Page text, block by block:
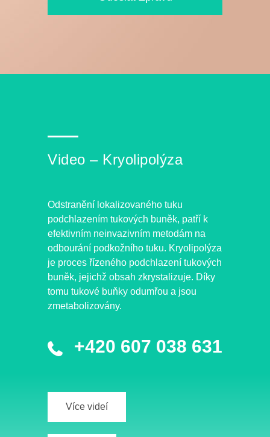
Video – Kryolipolýza
Odstranění lokalizovaného tuku
podchlazením tukových buněk, patří k
efektivním neinvazivním metodám na
odbourání podkožního tuku. Kryolipolýza
je proces řízeného podchlazení tukových
buněk, jejichž obsah zkrystalizuje. Díky
tomu tukové buňky odumřou a jsou
zmetabolizovány.
+420 607 038 631
Více videí